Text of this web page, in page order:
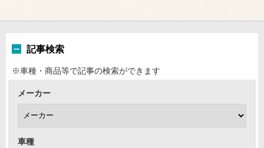
記事検索
※車種・商品等で記事の検索ができます
メーカー
車種